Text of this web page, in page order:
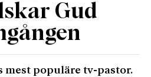
Gud
mest populäre tv-pastor.